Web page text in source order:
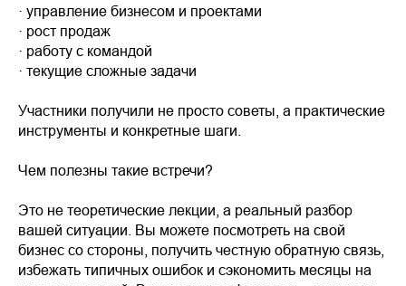
· управление бизнесом и проектами
· рост продаж
· работу с командой
· текущие сложные задачи
Участники получили не просто советы, а практические
инструменты и конкретные шаги.
Чем полезны такие встречи?
Это не теоретические лекции, а реальный разбор
вашей ситуации. Вы можете посмотреть на свой
бизнес со стороны, получить честную обратную связь,
избежать типичных ошибок и сэкономить месяцы на